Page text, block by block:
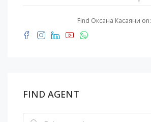
Find Оксана Касаяни on:
FIND AGENT